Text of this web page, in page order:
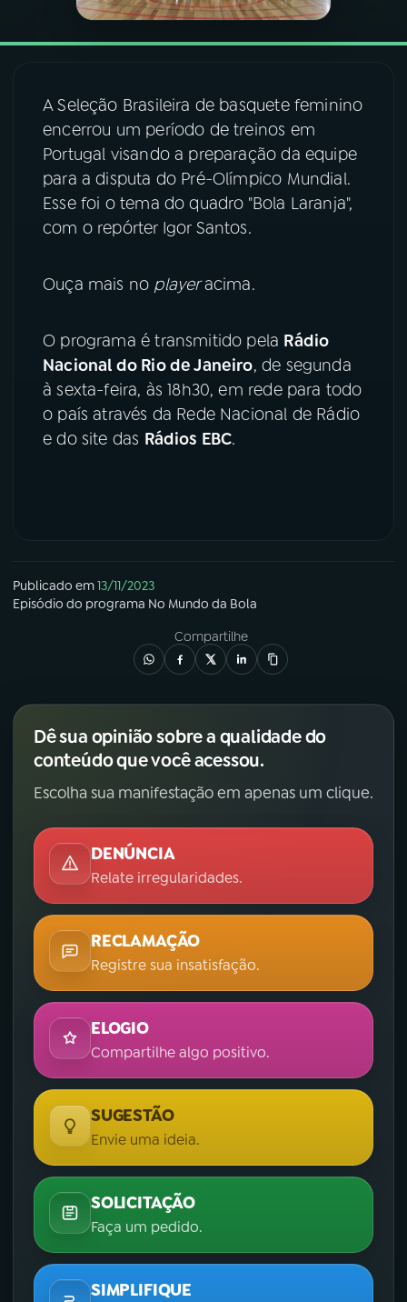
07ÚLTIMAS
08FESTIVAL DE MÚSICA
ACOMPANHE A RÁDIO NACIONAL
YouTube Facebook
A Seleção Brasileira de basquete feminino
encerrou um período de treinos em
Portugal visando a preparação da equipe
para a disputa do Pré-Olímpico Mundial.
Esse foi o tema do quadro "Bola Laranja",
com o repórter Igor Santos.
Ouça mais no playeracima.
O programa é transmitido pela Rádio
Nacional do Rio de Janeiro, de segunda
à sexta-feira, às 18h30, em rede para todo
o país através da Rede Nacional de Rádio
e do site das Rádios EBC.
Publicado em13/11/2023
Episódio do programa No Mundo da Bola
Compartilhe
Dê sua opinião sobre a qualidade do
conteúdo que você acessou.
Escolha sua manifestação em apenas um clique.
DENÚNCIA
Relate irregularidades.
RECLAMAÇÃO
Registre sua insatisfação.
ELOGIO
Compartilhe algo positivo.
SUGESTÃO
Envie uma ideia.
SOLICITAÇÃO
Faça um pedido.
SIMPLIFIQUE